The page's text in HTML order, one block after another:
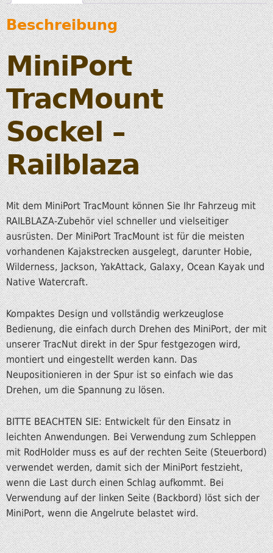
Beschreibung
MiniPort
TracMount
Sockel –
Railblaza
Mit dem MiniPort TracMount können Sie Ihr Fahrzeug mit
RAILBLAZA-Zubehör viel schneller und vielseitiger
ausrüsten. Der MiniPort TracMount ist für die meisten
vorhandenen Kajakstrecken ausgelegt, darunter Hobie,
Wilderness, Jackson, YakAttack, Galaxy, Ocean Kayak und
Native Watercraft.
Kompaktes Design und vollständig werkzeuglose
Bedienung, die einfach durch Drehen des MiniPort, der mit
unserer TracNut direkt in der Spur festgezogen wird,
montiert und eingestellt werden kann. Das
Neupositionieren in der Spur ist so einfach wie das
Drehen, um die Spannung zu lösen.
BITTE BEACHTEN SIE: Entwickelt für den Einsatz in
leichten Anwendungen. Bei Verwendung zum Schleppen
mit RodHolder muss es auf der rechten Seite (Steuerbord)
verwendet werden, damit sich der MiniPort festzieht,
wenn die Last durch einen Schlag aufkommt. Bei
Verwendung auf der linken Seite (Backbord) löst sich der
MiniPort, wenn die Angelrute belastet wird.